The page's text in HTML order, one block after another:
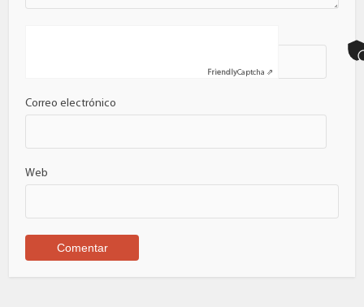
Correo electrónico
Web
FriendlyCaptcha ⇗